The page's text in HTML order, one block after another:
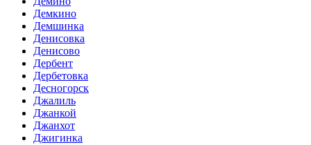
Демкино
Демшинка
Денисовка
Денисово
Дербент
Дербетовка
Десногорск
Джалиль
Джанкой
Джанхот
Джигинка